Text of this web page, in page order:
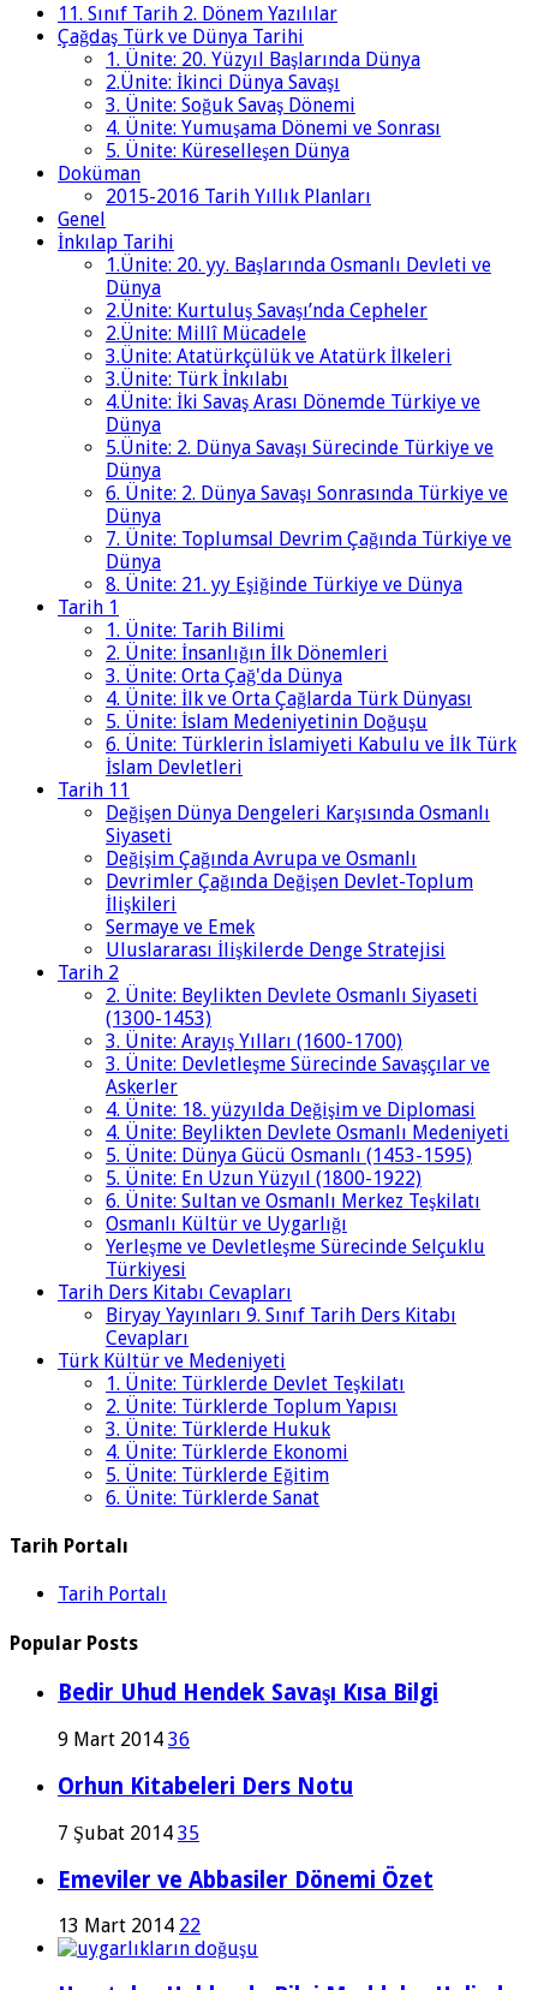
11. Sınıf Tarih 2. Dönem Yazılılar
Çağdaş Türk ve Dünya Tarihi
1. Ünite: 20. Yüzyıl Başlarında Dünya
2.Ünite: İkinci Dünya Savaşı
3. Ünite: Soğuk Savaş Dönemi
4. Ünite: Yumuşama Dönemi ve Sonrası
5. Ünite: Küreselleşen Dünya
Doküman
2015-2016 Tarih Yıllık Planları
Genel
İnkılap Tarihi
1.Ünite: 20. yy. Başlarında Osmanlı Devleti ve
Dünya
2.Ünite: Kurtuluş Savaşı’nda Cepheler
2.Ünite: Millî Mücadele
3.Ünite: Atatürkçülük ve Atatürk İlkeleri
3.Ünite: Türk İnkılabı
4.Ünite: İki Savaş Arası Dönemde Türkiye ve
Dünya
5.Ünite: 2. Dünya Savaşı Sürecinde Türkiye ve
Dünya
6. Ünite: 2. Dünya Savaşı Sonrasında Türkiye ve
Dünya
7. Ünite: Toplumsal Devrim Çağında Türkiye ve
Dünya
8. Ünite: 21. yy Eşiğinde Türkiye ve Dünya
Tarih 1
1. Ünite: Tarih Bilimi
2. Ünite: İnsanlığın İlk Dönemleri
3. Ünite: Orta Çağ'da Dünya
4. Ünite: İlk ve Orta Çağlarda Türk Dünyası
5. Ünite: İslam Medeniyetinin Doğuşu
6. Ünite: Türklerin İslamiyeti Kabulu ve İlk Türk
İslam Devletleri
Tarih 11
Değişen Dünya Dengeleri Karşısında Osmanlı
Siyaseti
Değişim Çağında Avrupa ve Osmanlı
Devrimler Çağında Değişen Devlet-Toplum
İlişkileri
Sermaye ve Emek
Uluslararası İlişkilerde Denge Stratejisi
Tarih 2
2. Ünite: Beylikten Devlete Osmanlı Siyaseti
(1300-1453)
3. Ünite: Arayış Yılları (1600-1700)
3. Ünite: Devletleşme Sürecinde Savaşçılar ve
Askerler
4. Ünite: 18. yüzyılda Değişim ve Diplomasi
4. Ünite: Beylikten Devlete Osmanlı Medeniyeti
5. Ünite: Dünya Gücü Osmanlı (1453-1595)
5. Ünite: En Uzun Yüzyıl (1800-1922)
6. Ünite: Sultan ve Osmanlı Merkez Teşkilatı
Osmanlı Kültür ve Uygarlığı
Yerleşme ve Devletleşme Sürecinde Selçuklu
Türkiyesi
Tarih Ders Kitabı Cevapları
Biryay Yayınları 9. Sınıf Tarih Ders Kitabı
Cevapları
Türk Kültür ve Medeniyeti
1. Ünite: Türklerde Devlet Teşkilatı
2. Ünite: Türklerde Toplum Yapısı
3. Ünite: Türklerde Hukuk
4. Ünite: Türklerde Ekonomi
5. Ünite: Türklerde Eğitim
6. Ünite: Türklerde Sanat
Tarih Portalı
Tarih Portalı
Popular Posts
Bedir Uhud Hendek Savaşı Kısa Bilgi
9 Mart 2014 36
Orhun Kitabeleri Ders Notu
7 Şubat 2014 35
Emeviler ve Abbasiler Dönemi Özet
13 Mart 2014 22